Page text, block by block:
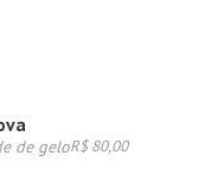
de geloR$ 80,00